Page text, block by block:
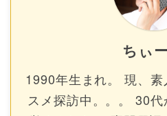
ちぃ
1990年生まれ。 現、
スメ探訪中。。。 30